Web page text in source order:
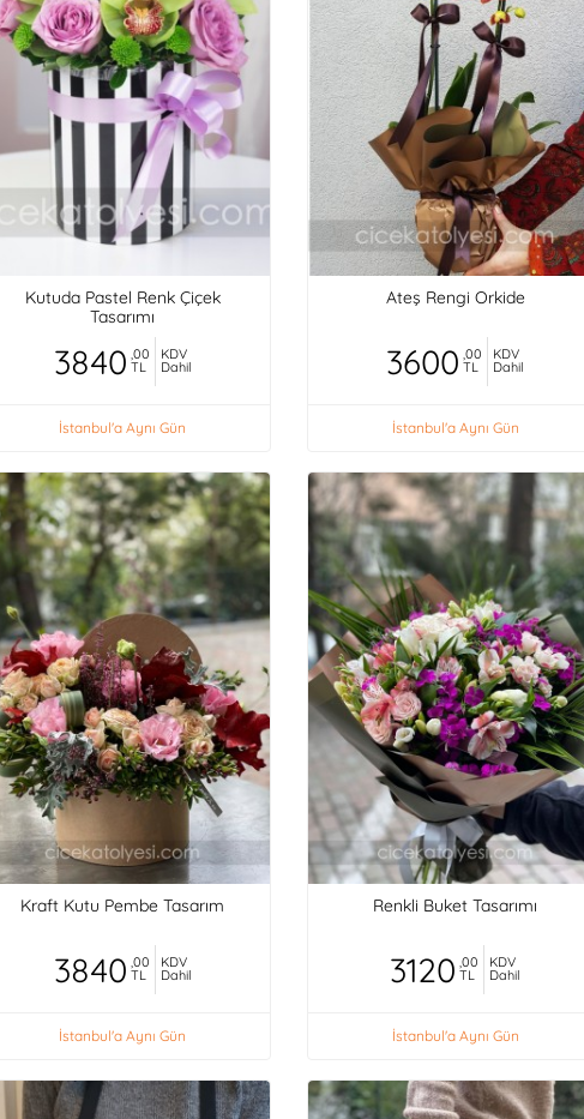
Kutuda Pastel Renk Çiçek
Tasarımı
3840 ,00
TL
KDV
Dahil
İstanbul'a Aynı Gün
Ateş Rengi Orkide
3600 ,00
TL
KDV
Dahil
İstanbul'a Aynı Gün
Kraft Kutu Pembe Tasarım
3840 ,00
TL
KDV
Dahil
İstanbul'a Aynı Gün
Renkli Buket Tasarımı
3120 ,00
TL
KDV
Dahil
İstanbul'a Aynı Gün